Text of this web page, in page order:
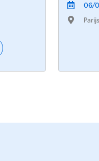
06/
Parijs